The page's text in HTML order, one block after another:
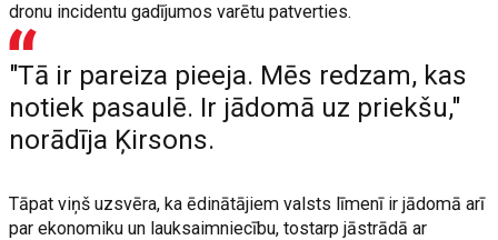
dronu incidentu gadījumos varētu patverties.
"Tā ir pareiza pieeja. Mēs redzam, kas
notiek pasaulē. Ir jādomā uz priekšu,"
norādīja Ķirsons.
Tāpat viņš uzsvēra, ka ēdinātājiem valsts līmenī ir jādomā arī
par ekonomiku un lauksaimniecību, tostarp jāstrādā ar